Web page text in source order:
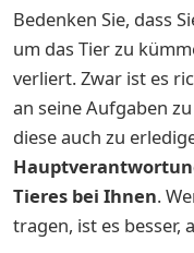
Bedenken Sie, dass
um das Tier zu
verliert. Zwar ist es
an seine Aufgaben
diese auch zu
Tieres bei Ihnen.
tragen, ist es besser,